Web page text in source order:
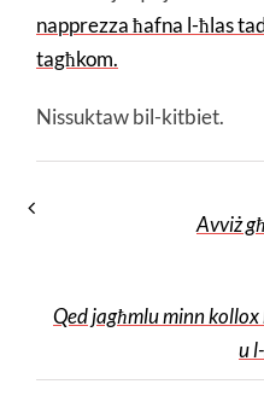
napprezza ħafna l-ħlas
tagħkom.
Nissuktaw bil-kitbiet.
Avviż
Qed jagħmlu minn
u